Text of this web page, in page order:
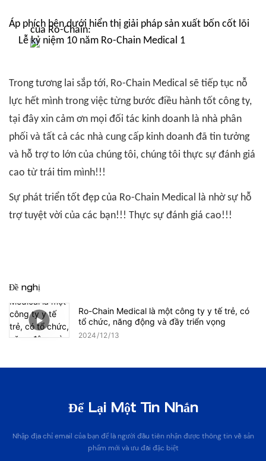
Áp phích bên dưới hiển thị giải pháp sản xuất bốn cốt lõi
của Ro-Chain:
Trong tương lai sắp tới, Ro-Chain Medical sẽ tiếp tục nỗ
lực hết mình trong việc từng bước điều hành tốt công ty,
tại đây xin cảm ơn mọi đối tác kinh doanh là nhà phân
phối và tất cả các nhà cung cấp kinh doanh đã tin tưởng
và hỗ trợ to lớn của chúng tôi, chúng tôi thực sự đánh giá
cao từ trái tim mình!!!
Sự phát triển tốt đẹp của Ro-Chain Medical là nhờ sự hỗ
trợ tuyệt vời của các bạn!!! Thực sự đánh giá cao!!!
Đề nghị
Ro-Chain Medical là một công ty y tế trẻ, có
tổ chức, năng động và đầy triển vọng
2024 12 13
Để Lại Một Tin Nhắn
Nhập địa chỉ email của bạn để là người đầu tiên nhận được thông tin về sản
phẩm mới và ưu đãi đặc biệt